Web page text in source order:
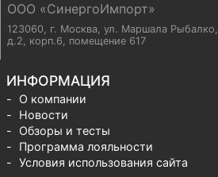
ООО «СинергоИмпорт»
123060, г. Москва, ул. Маршала Рыбалко,
д.2, корп.6, помещение 617
ИНФОРМАЦИЯ
О компании
Новости
Обзоры и тесты
Программа лояльности
Условия использования сайта